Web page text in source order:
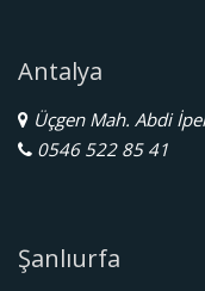
Antalya
Üçgen Mah. Abdi
0546 522 85 41
Şanlıurfa